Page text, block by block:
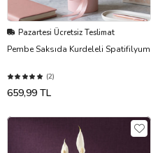
Pazartesi Ücretsiz Teslimat
Pembe Saksıda Kurdeleli Spatifilyum
(2)
659,99 TL